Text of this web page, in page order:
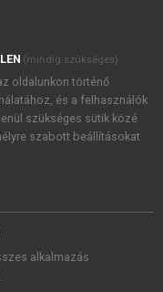
újdonságairól,
tudomásul
a szotar.netés a
foglaltakat
(mindig szükséges)
oldalunkon történő
és a felhasználók
szükséges sütik közé
szabott beállításokat
alkalmazás